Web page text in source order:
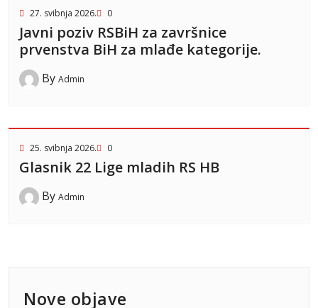
27. svibnja 2026. 0
Javni poziv RSBiH za završnice
prvenstva BiH za mlađe kategorije.
By Admin
25. svibnja 2026. 0
Glasnik 22 Lige mladih RS HB
By Admin
Nove objave